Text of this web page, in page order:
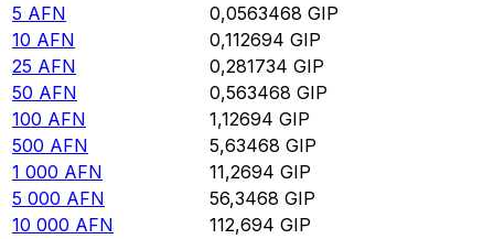
5 AFN 0,0563468 GIP
10 AFN 0,112694 GIP
25 AFN 0,281734 GIP
50 AFN 0,563468 GIP
100 AFN 1,12694 GIP
500 AFN 5,63468 GIP
1 000 AFN 11,2694 GIP
5 000 AFN 56,3468 GIP
10 000 AFN 112,694 GIP